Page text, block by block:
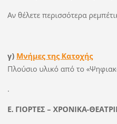
Αν θέλετε περισσότερα
γ) Μνήμες της Κατοχής
Πλούσιο υλικό από το
.
Ε. ΓΙΟΡΤΕΣ – ΧΡΟΝΙΚΑ-